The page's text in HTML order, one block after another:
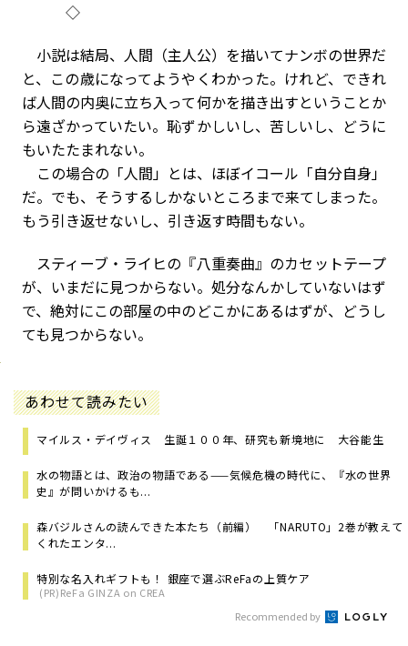
◇
小説は結局、人間（主人公）を描いてナンボの世界だ
と、この歳になってようやくわかった。けれど、できれ
ば人間の内奥に立ち入って何かを描き出すということか
ら遠ざかっていたい。恥ずかしいし、苦しいし、どうに
もいたたまれない。
この場合の「人間」とは、ほぼイコール「自分自身」
だ。でも、そうするしかないところまで来てしまった。
もう引き返せないし、引き返す時間もない。
スティーブ・ライヒの『八重奏曲』のカセットテープ
が、いまだに見つからない。処分なんかしていないはず
で、絶対にこの部屋の中のどこかにあるはずが、どうし
ても見つからない。
あわせて読みたい
マイルス・デイヴィス 生誕１００年、研究も新境地に 大谷能生
水の物語とは、政治の物語である——気候危機の時代に、『水の世界
史』が問いかけるも...
森バジルさんの読んできた本たち（前編） 「NARUTO」2巻が教えて
くれたエンタ...
特別な名入れギフトも！ 銀座で選ぶReFaの上質ケア
(PR)ReFa GINZA on CREA
Recommended by